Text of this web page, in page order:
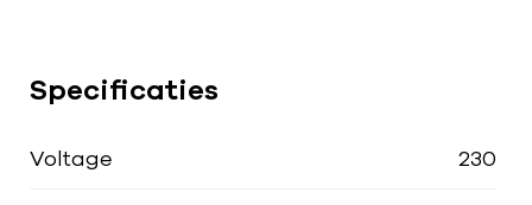
Specificaties
Voltage 230